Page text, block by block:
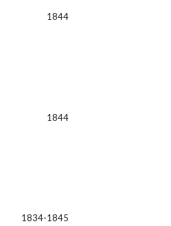
1844
1844
1834-1845